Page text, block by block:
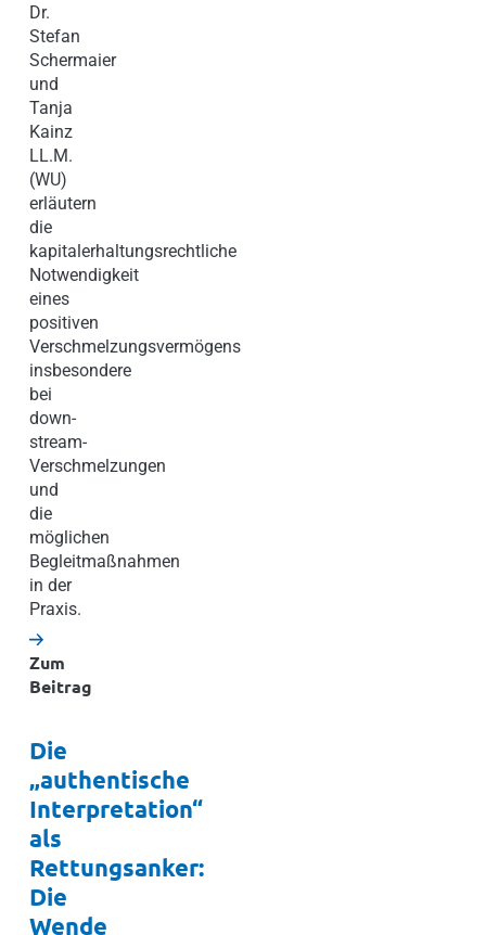
Dr.
Stefan
Schermaier
und
Tanja
Kainz
LL.M.
(WU)
erläutern
die
kapitalerhaltungsrechtliche
Notwendigkeit
eines
positiven
Verschmelzungsvermögens
insbesondere
bei
down-
stream-
Verschmelzungen
und
die
möglichen
Begleitmaßnahmen
in der
Praxis.
Zum
Beitrag
Die
„authentische
Interpretation“
als
Rettungsanker:
Die
Wende